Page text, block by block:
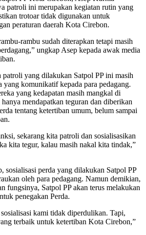
patroli ini merupakan kegiatan rutin yang
trotoar tidak digunakan untuk
peraturan daerah Kota Cirebon.
rambu sudah diterapkan tetapi masih
ungkap Asep kepada awak media
patroli yang dilakukan Satpol PP ini masih
yang komunikatif kepada para pedagang.
yang kedapatan masih mangkal di
mendapatkan teguran dan diberikan
tentang ketertiban umum, belum sampai
sekarang kita patroli dan sosialisasikan
kita tegur, kalau masih nakal kita tindak,”
sosialisasi perda yang dilakukan Satpol PP
oleh para pedagang. Namun demikian,
fungsinya, Satpol PP akan terus melakukan
penegakan Perda.
kami tidak diperdulikan. Tapi,
terbaik untuk ketertiban Kota Cirebon,”